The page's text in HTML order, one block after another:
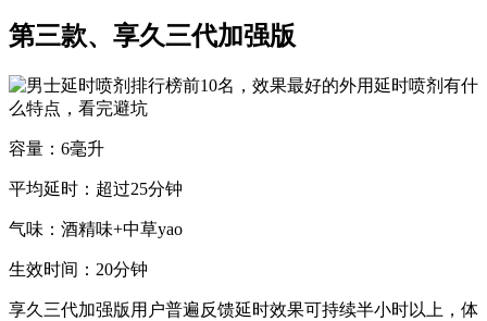
第三款、享久三代加强版
容量：6毫升
平均延时：超过25分钟
气味：酒精味+中草yao
生效时间：20分钟
享久三代加强版用户普遍反馈延时效果可持续半小时以上，体